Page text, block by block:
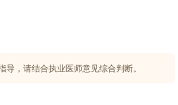
，请结合执业医师意见综合判断。